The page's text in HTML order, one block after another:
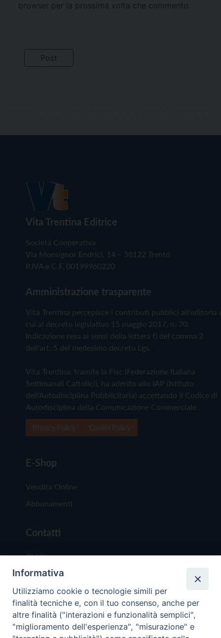
browser per la prossima volta che commento.
Vita Trentina Editrice
Società Cooperativa
Via Monsignor Endrici, 14 – 38122 Trento
P.IVA e C.F. 00199960220
Amministrazione trasparente
Vita Trentina percepisce i contributi pubblici all'editoria
cui al decreto legislativo 15 maggio 2017, n. 70.
Indicazione resa ai sensi della lettera f) del comma 2
dell'art. 5 del medesimo decreto Lgs.
Vita Trentina, tramite la Fisc (Federazione Italiana
Settimanali Cattolici), ha aderito allo IAP (Istituto
dell'Autodisciplina Pubblicitaria) accettando il Codice di
Autodisciplina della Comunicazione Commerciale
E-Shop
Vendita Online
Abbonamenti
Contatti
Chi Siamo
Redazione
Scrivici
Informativa
Utilizziamo cookie o tecnologie simili per
finalità tecniche e, con il tuo consenso, anche per
altre finalità ("interazioni e funzionalità semplici",
"miglioramento dell'esperienza", "misurazione" e